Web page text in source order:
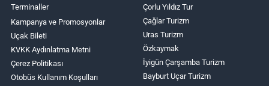
Terminaller
Kampanya ve Promosyonlar
Uçak Bileti
KVKK Aydınlatma Metni
Çerez Politikası
Otobüs Kullanım Koşulları
Çorlu Yıldız Tur
Çağlar Turizm
Uras Turizm
Özkaymak
İyigün Çarşamba Turizm
Bayburt Uçar Turizm